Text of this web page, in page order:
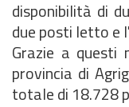
disponibilità di
due posti letto
Grazie a questi
provincia di
totale di 18.728